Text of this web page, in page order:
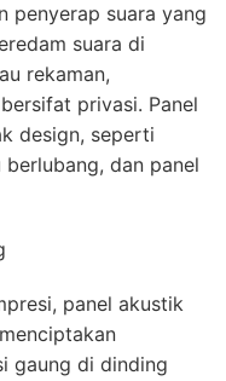
penyerap suara yang
suara di
rekaman,
privasi. Panel
design, seperti
dan panel
panel akustik
gaung di dinding